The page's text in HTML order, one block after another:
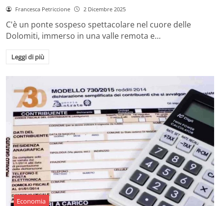
Francesca Petriccione 2 Dicembre 2025
C'è un ponte sospeso spettacolare nel cuore delle
Dolomiti, immerso in una valle remota e…
Leggi di più
Economia